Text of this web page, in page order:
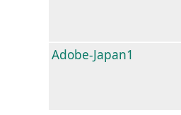
Adobe-Japan1